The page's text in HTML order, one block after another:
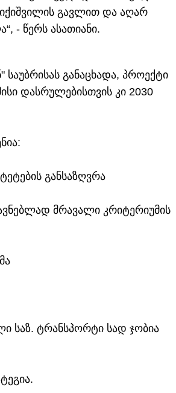
გავლით და აღარ
- წერს ასათიანი.
საუბრისას განაცხადა, პროექტი
დასრულებისთვის კი 2030
განსაზღვრა
მრავალი კრიტერიუმის
საზ. ტრანსპორტი სად ჯობია